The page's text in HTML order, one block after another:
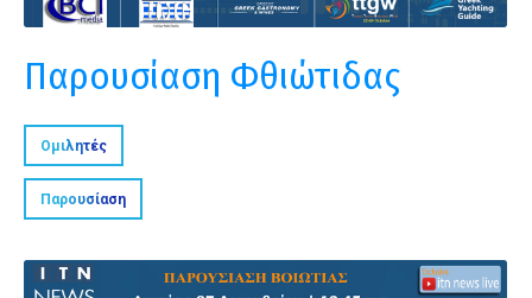
Παρουσίαση Φθιώτιδας
Ομιλητές
Παρουσίαση